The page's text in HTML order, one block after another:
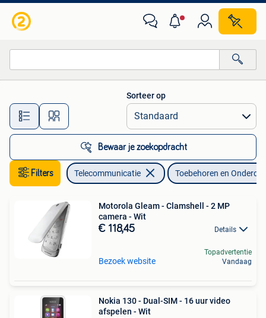
Alle afstanden…
Sorteer op
Bewaar je zoekopdracht
Filters Telecommunicatie Toebehoren en
Motorola Gleam - Clamshell - 2 MP
camera - Wit
€ 118,45 Details
Bezoek website
Topadvertentie
Vandaag
Nokia 130 - Dual-SIM - 16 uur video
afspelen - Wit